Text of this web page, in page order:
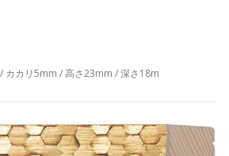
カカリ5mm / 高さ23mm / 深さ18m